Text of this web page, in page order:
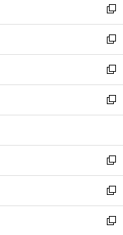
く
で
開
く
ド
ウ
で
開
く
ィ
ン
ド
ウ
で
開
く
い
ウ
ィ
ン
ド
ウ
で
開
新
し
い
ウ
ィ
ン
ド
ウ
開
く
新
し
い
ウ
ィ
ン
ウ
で
開
く
新
し
い
ウ
ン
ド
ウ
で
開
く
新
し
ウ
ィ
ン
ド
ウ
で
新
し
い
ウ
ィ
新
し
い
新